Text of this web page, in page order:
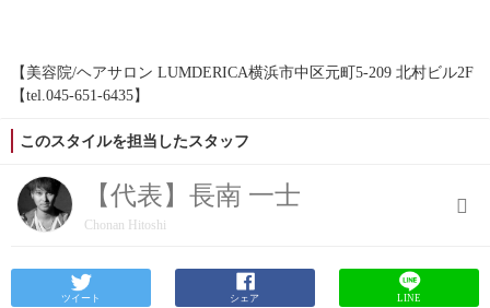
【美容院/ヘアサロン LUMDERICA横浜市中区元町5-209 北村ビル2F
【tel.045-651-6435】
このスタイルを担当したスタッフ
【代表】長南 一士
Chonan Hitoshi
ツイート シェア LINE